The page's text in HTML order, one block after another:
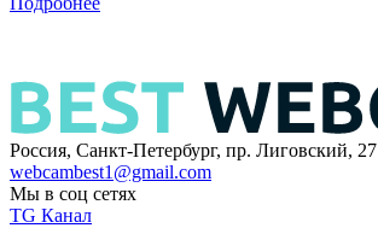
Россия, Санкт-Петербург, пр. Лиговский, 27
webcambest1@gmail.com
Мы в соц сетях
TG Канал